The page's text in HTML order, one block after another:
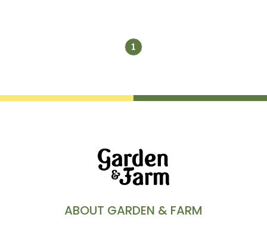
1
ABOUT GARDEN & FARM